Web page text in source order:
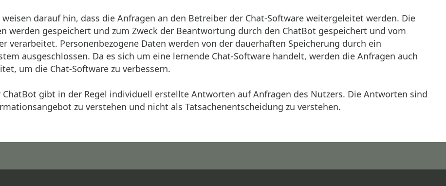
weisen darauf hin, dass die Anfragen an den Betreiber der Chat-Software weitergeleitet werden. Die
werden gespeichert und zum Zweck der Beantwortung durch den ChatBot gespeichert und vom
verarbeitet. Personenbezogene Daten werden von der dauerhaften Speicherung durch ein
ausgeschlossen. Da es sich um eine lernende Chat-Software handelt, werden die Anfragen auch
um die Chat-Software zu verbessern.
ChatBot gibt in der Regel individuell erstellte Antworten auf Anfragen des Nutzers. Die Antworten sind
zu verstehen und nicht als Tatsachenentscheidung zu verstehen.